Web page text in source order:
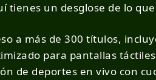
tienes un desglose de lo
a más de 300 títulos,
para pantallas
de deportes en vivo con